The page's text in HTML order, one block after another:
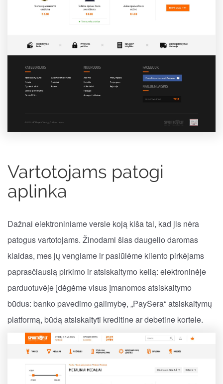
Vartotojams patogi
aplinka
Dažnai elektroniniame versle koją kiša tai, kad jis nėra
patogus vartotojams. Žinodami šias daugelio daromas
klaidas, mes jų vengiame ir pasiūlėme kliento pirkėjams
paprasčiausią pirkimo ir atsiskaitymo kelią: elektroninėje
parduotuvėje įdėgėme visus įmanomos atsiskaitymo
būdus: banko pavedimo galimybę, „PaySera“ atsiskaitymų
platformą, būdą atsiskaityti kreditine ar debetine kortele.